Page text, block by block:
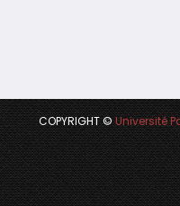
COPYRIGHT ©Université